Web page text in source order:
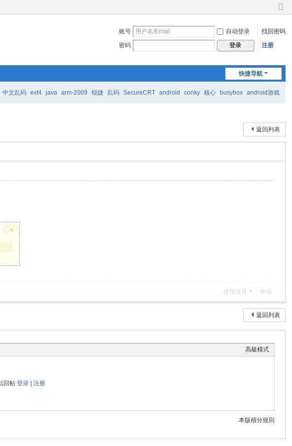
切
到
账号 自动登录
找回密码
密码
登录 注册
快捷导航
中文乱码 ext4 java arm-2009 锐捷 乱码 SecureCRT android conky 核心 busybox android游戏
返回列表
×
使用道具 举报
返回列表
高級模式
回帖登录 |注册
本版積分規則